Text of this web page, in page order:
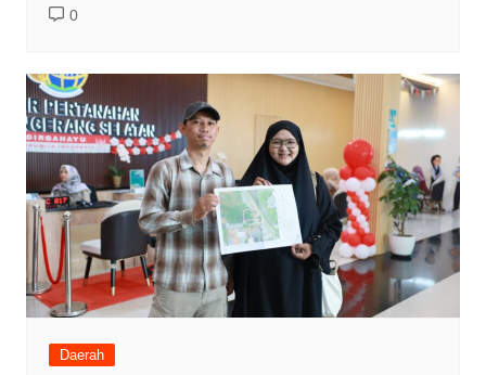
0
Daerah